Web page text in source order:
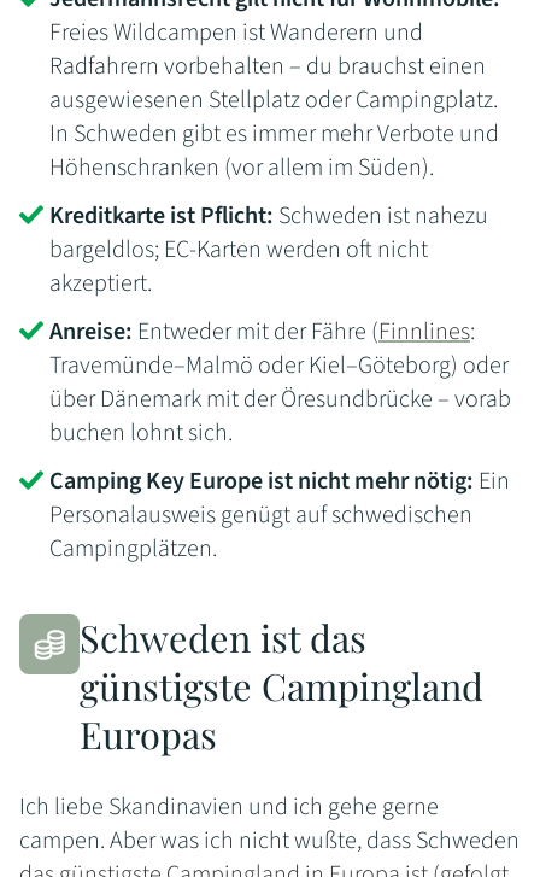
Freies Wildcampen ist Wanderern und
Radfahrern vorbehalten – du brauchst einen
ausgewiesenen Stellplatz oder Campingplatz.
In Schweden gibt es immer mehr Verbote und
Höhenschranken (vor allem im Süden).
Kreditkarte ist Pflicht: Schweden ist nahezu
bargeldlos; EC-Karten werden oft nicht
akzeptiert.
Anreise: Entweder mit der Fähre (Finnlines:
Travemünde–Malmö oder Kiel–Göteborg) oder
über Dänemark mit der Öresundbrücke – vorab
buchen lohnt sich.
Camping Key Europe ist nicht mehr nötig: Ein
Personalausweis genügt auf schwedischen
Campingplätzen.
Schweden ist das
günstigste Campingland
Europas
Ich liebe Skandinavien und ich gehe gerne
campen. Aber was ich nicht wußte, dass Schweden